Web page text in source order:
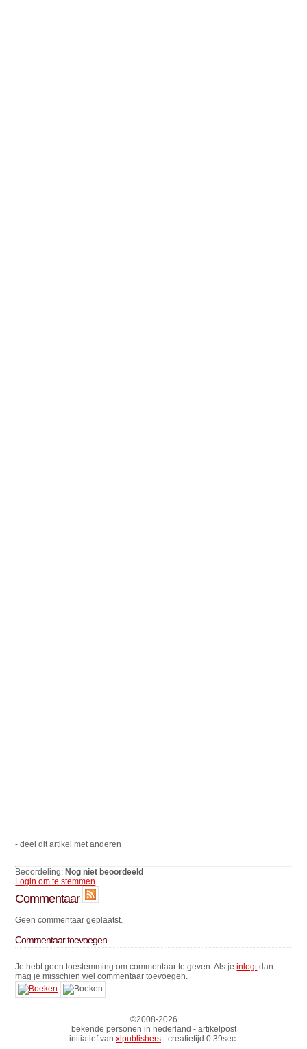
- deel dit artikel met anderen
Beoordeling:Nog niet beoordeeld
Login om te stemmen
Commentaar
Geen commentaar geplaatst.
Commentaar toevoegen
Je hebt geen toestemming om commentaar te geven. Als jeinlogtdan
mag je misschien wel commentaar toevoegen.
©2008-2026
bekende personen in nederland - artikelpost
initiatief van xlpublishers - creatietijd 0.39sec.